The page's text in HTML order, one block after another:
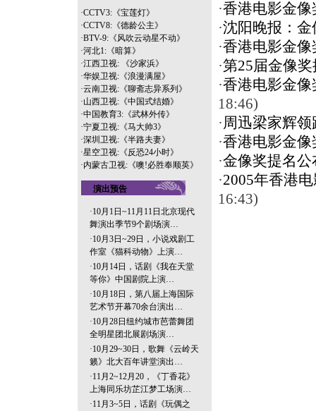
·CCTV3:《宝莲灯》
·CCTV8:《德龄公主》
·BTV-9:《风吹云动星不动》
·河北1:《暗算》
·江西卫视: 《沙家浜》
·华娱卫视:《浪漫满屋》
·云南卫视:《聊斋志异系列》
·山西卫视:《中国式结婚》
·中国教育3:《武林外传》
·宁夏卫视:《马大帅3》
·深圳卫视:《半路夫妻》
·星空卫视:《反恐24小时》
·内蒙古卫视:《噢!必胜奉顺英》
演出预告
·10月1日~11月11日北京现代
舞演出季节9个剧场演…
·10月3日~29日，小说戏剧工
作室《猫科动物》上演…
·10月14日，话剧《我在天堂
等你》中国剧院上演…
·10月18日，第八届上海国际
艺术节开幕70余台演出…
·10月28日纽约城市芭蕾舞团
全明星团北展剧场演…
·10月29~30日，歌舞《云岭天
籁》北大百年讲堂演出…
·11月2~12月20，《丁香花》
上海同乐坊芷江梦工场演…
·11月3~5日，话剧《玩偶之
·香港电影金像
·沈阳晚报：
·香港电影金
·第25届金像
·香港电影金
18:46)
·周迅梁家辉
·香港电影金
·金像奖提名
·2005年香港
16:43)